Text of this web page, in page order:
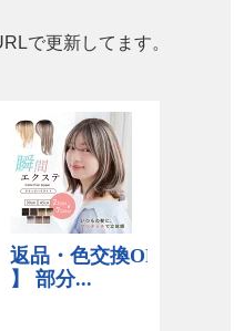
で更新してます。